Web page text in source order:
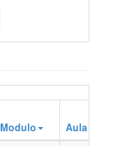
Modulo
Aula